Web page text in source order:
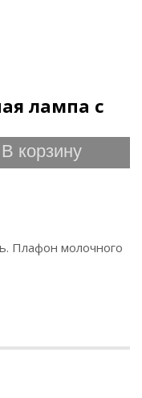
лампа с
В корзину
Плафон молочного